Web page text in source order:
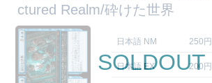
ctured Realm/砕けた世界
日本語 NM 250円
日本語 EX 200円
SOLDOUT